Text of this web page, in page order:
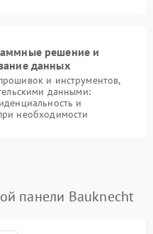
решение и
данных
и инструментов,
данными:
и
необходимости
панели Bauknecht